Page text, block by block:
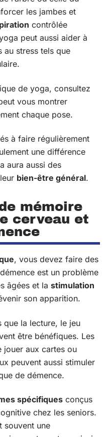
les jambes et
contrôlée
peut aussi aider à
au stress tels que
de yoga, consultez
vous montrer
chaque pose.
à faire régulièrement
une différence
aura aussi des
bien-être général.
mémoire
cerveau et
, vous devez faire des
est un problème
âgées et la stimulation
son apparition.
que la lecture, le jeu
être bénéfiques. Les
jouer aux cartes ou
peuvent aussi stimuler
de démence.
spécifiques conçus
chez les seniors.
souvent une